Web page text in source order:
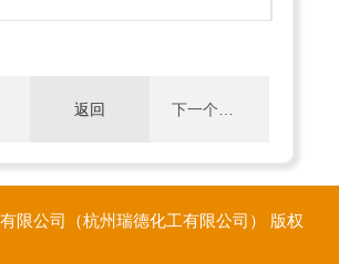
返回 下一个：
限公司（杭州瑞德化工有限公司） 版权